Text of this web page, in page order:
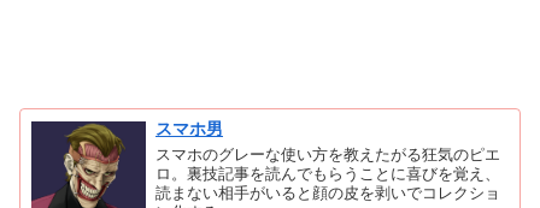
スマホ男
スマホのグレーな使い方を教えたがる狂気のピエ
ロ。裏技記事を読んでもらうことに喜びを覚え、
読まない相手がいると顔の皮を剥いでコレクショ